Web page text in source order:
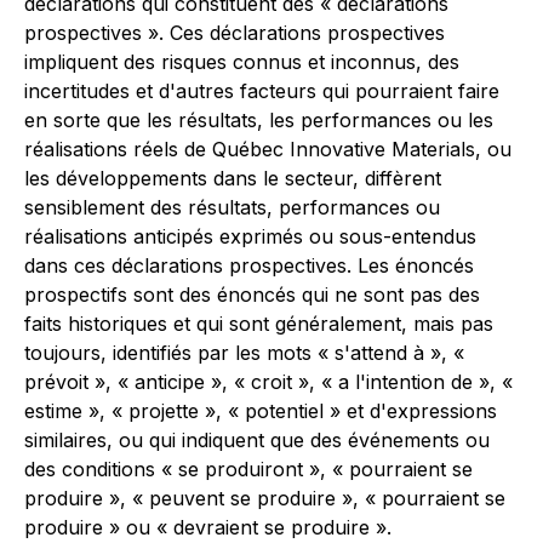
prospectives ». Ces déclarations prospectives
impliquent des risques connus et inconnus, des
incertitudes et d'autres facteurs qui pourraient faire
en sorte que les résultats, les performances ou les
réalisations réels de Québec Innovative Materials, ou
les développements dans le secteur, diffèrent
sensiblement des résultats, performances ou
réalisations anticipés exprimés ou sous-entendus
dans ces déclarations prospectives. Les énoncés
prospectifs sont des énoncés qui ne sont pas des
faits historiques et qui sont généralement, mais pas
toujours, identifiés par les mots « s'attend à », «
prévoit », « anticipe », « croit », « a l'intention de », «
estime », « projette », « potentiel » et d'expressions
similaires, ou qui indiquent que des événements ou
des conditions « se produiront », « pourraient se
produire », « peuvent se produire », « pourraient se
produire » ou « devraient se produire ».